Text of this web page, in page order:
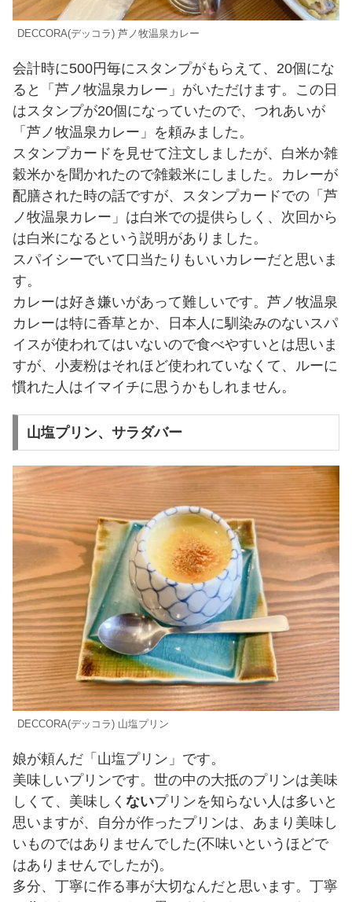
DECCORA(デッコラ) 芦ノ牧温泉カレー
会計時に500円毎にスタンプがもらえて、20個にな
ると「芦ノ牧温泉カレー」がいただけます。この日
はスタンプが20個になっていたので、つれあいが
「芦ノ牧温泉カレー」を頼みました。
スタンプカードを見せて注文しましたが、白米か雑
穀米かを聞かれたので雑穀米にしました。カレーが
配膳された時の話ですが、スタンプカードでの「芦
ノ牧温泉カレー」は白米での提供らしく、次回から
は白米になるという説明がありました。
スパイシーでいて口当たりもいいカレーだと思いま
す。
カレーは好き嫌いがあって難しいです。芦ノ牧温泉
カレーは特に香草とか、日本人に馴染みのないスパ
イスが使われてはいないので食べやすいとは思いま
すが、小麦粉はそれほど使われていなくて、ルーに
慣れた人はイマイチに思うかもしれません。
山塩プリン、サラダバー
DECCORA(デッコラ) 山塩プリン
娘が頼んだ「山塩プリン」です。
美味しいプリンです。世の中の大抵のプリンは美味
しくて、美味しく ないプリンを知らない人は多いと
思いますが、自分が作ったプリンは、あまり美味し
いものではありませんでした(不味いというほどで
はありませんでしたが)。
多分、丁寧に作る事が大切なんだと思います。丁寧